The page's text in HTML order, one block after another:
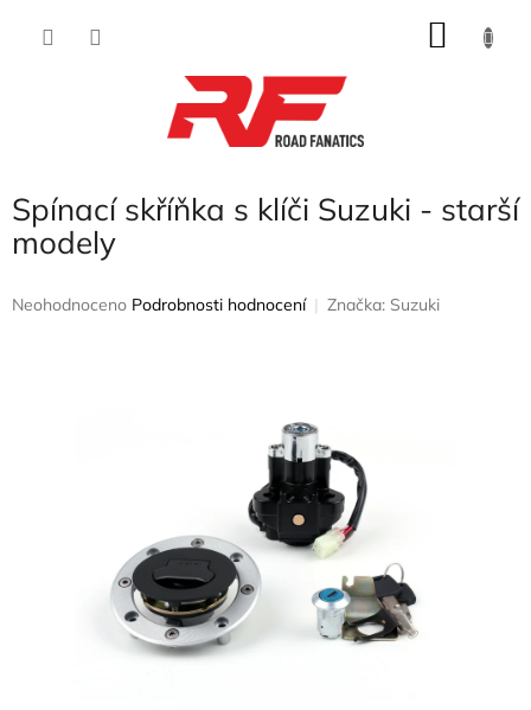
Spínací skříňka s klíči Suzuki - starší
modely
Průměrné
Neohodnoceno Podrobnosti hodnocení Značka: Suzuki